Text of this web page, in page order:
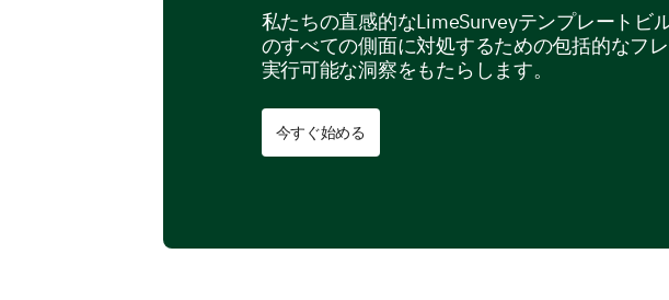
再
私たちの直感的なLimeSurveyテンプレートビ
のすべての側面に対処するための包括的なフ
実行可能な洞察をもたらします。
今すぐ始める